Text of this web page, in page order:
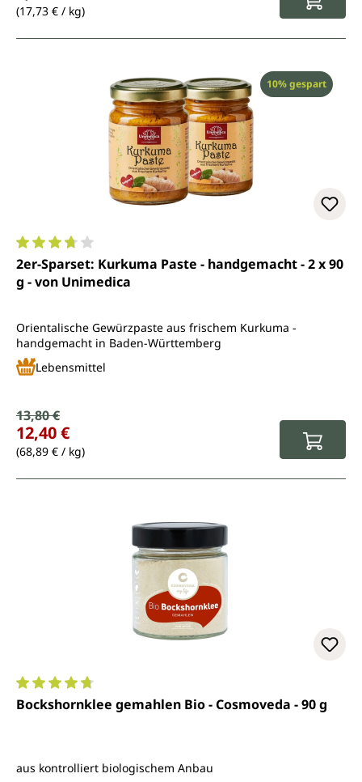
(17,73 € / kg)
Rabatt
10% gespart
Durchschnittliche Bewertung von 3.7 von 5 Sternen
2er-Sparset: Kurkuma Paste - handgemacht - 2 x 90
g - von Unimedica
Orientalische Gewürzpaste aus frischem Kurkuma -
handgemacht in Baden-Württemberg
Lebensmittel
Verkaufspreis:
Regulärer Preis:
13,80 €
12,40 €
(68,89 € / kg)
Durchschnittliche Bewertung von 4.7 von 5 Sternen
Bockshornklee gemahlen Bio - Cosmoveda - 90 g
aus kontrolliert biologischem Anbau